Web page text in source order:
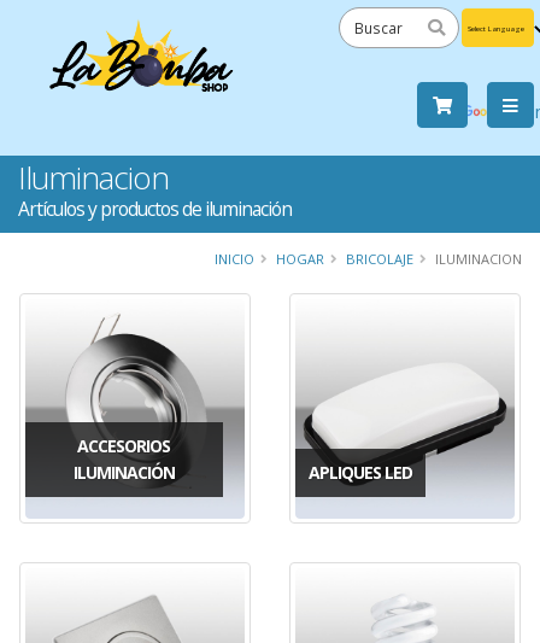
by
Iluminacion
Artículos y productos de iluminación
INICIO HOGAR BRICOLAJE ILUMINACION
ACCESORIOS
ILUMINACIÓN
APLIQUES LED